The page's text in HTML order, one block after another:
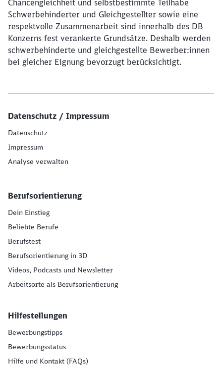
Chancengleichheit und selbstbestimmte Teilhabe
Schwerbehinderter und Gleichgestellter sowie eine
respektvolle Zusammenarbeit sind innerhalb des DB
Konzerns fest verankerte Grundsätze. Deshalb werden
schwerbehinderte und gleichgestellte Bewerber:innen
bei gleicher Eignung bevorzugt berücksichtigt.
Datenschutz / Impressum
Datenschutz
Impressum
Analyse verwalten
Berufsorientierung
Dein Einstieg
Beliebte Berufe
Berufstest
Berufsorientierung in 3D
Videos, Podcasts und Newsletter
Arbeitsorte als Berufsorientierung
Hilfestellungen
Bewerbungstipps
Bewerbungsstatus
Hilfe und Kontakt (FAQs)